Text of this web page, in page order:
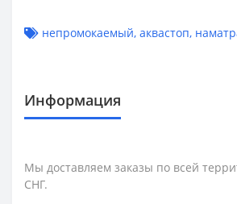
непромокаемый, аквастоп,
Информация
Мы доставляем заказы по всей
СНГ.